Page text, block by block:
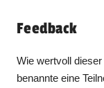
Feedback
Wie wertvoll
benannte eine